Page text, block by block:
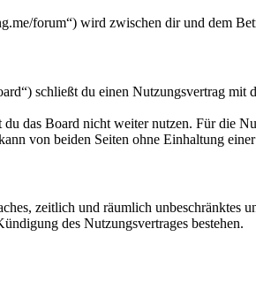
forum“) wird zwischen dir und dem
schließt du einen Nutzungsvertrag mit
das Board nicht weiter nutzen. Für die
von beiden Seiten ohne Einhaltung
zeitlich und räumlich unbeschränktes
des Nutzungsvertrages bestehen.